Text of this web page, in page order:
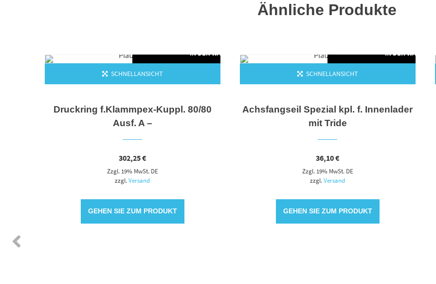
Ähnliche Produkte
DEN WARENKORB IN DEN WARENKORB
SCHNELLANSICHT
Druckring f.Klammpex-Kuppl. 80/80
Ausf. A –
302,25€
Zzgl. 19% MwSt. DE
zzgl.Versand
GEHEN SIE ZUM PRODUKT
IN DEN
SCHNELLANSICHT
Achsfangseil Spezial kpl. f. Innenlader
mit Tride
36,10€
Zzgl. 19% MwSt. DE
zzgl.Versand
GEHEN SIE ZUM PRODUKT